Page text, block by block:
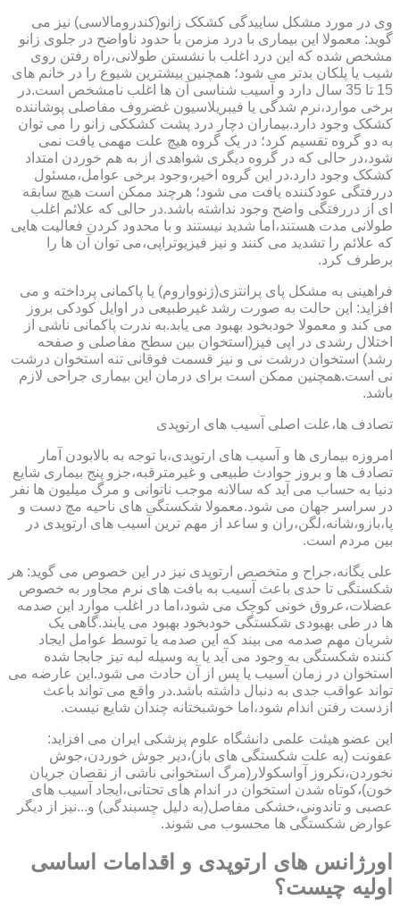
وی در مورد مشکل ساییدگی کشکک زانو(کندرومالاسی) نیز می
گوید: معمولا این بیماری با درد مزمن با حدود ناواضح در جلوی زانو
مشخص شده که این درد اغلب با نشستن طولانی،راه رفتن روی
شیب یا پلکان بدتر می شود؛ همچنین بیشترین شیوع را در خانم های
15 تا 35 سال دارد و آسیب شناسی آن ها اغلب نامشخص است.در
برخی موارد،نرم شدگی یا فیبریلاسیون غضروف مفاصلی پوشاننده
کشکک وجود دارد.بیماران دچار درد پشت کشککی زانو را می توان
به دو گروه تقسیم کرد؛ در یک گروه هیچ علت مهمی یافت نمی
شود،در حالی که در گروه دیگری شواهدی از به هم خوردن امتداد
کشکک وجود دارد.در این گروه اخیر،وجود برخی عوامل،مسئول
دررفتگی عودکننده یافت می شود؛ هرچند ممکن است هیچ سابقه
ای از دررفتگی واضح وجود نداشته باشد.در حالی که علائم اغلب
طولانی مدت هستند،اما شدید نیستند و با محدود کردن فعالیت هایی
که علائم را تشدید می کنند و نیز فیزیوتراپی،می توان آن ها را
برطرف کرد.
فراهینی به مشکل پای پرانتزی(ژنوواروم) یا پاکمانی پرداخته و می
افزاید: این حالت به صورت رشد غیرطبیعی در اوایل کودکی بروز
می کند و معمولا خودبخود بهبود می یابد.به ندرت پاکمانی ناشی از
اختلال رشدی در اپی فیز(استخوان بین سطح مفاصلی و صفحه
رشد) استخوان درشت نی و نیز قسمت فوقانی تنه استخوان درشت
نی است.همچنین ممکن است برای درمان این بیماری جراحی لازم
باشد.
تصادف ها،علت اصلی آسیب های ارتوپدی
امروزه بیماری ها و آسیب های ارتوپدی،با توجه به بالابودن آمار
تصادف ها و بروز حوادث طبیعی و غیرمترقبه،جزو پنج بیماری شایع
دنیا به حساب می آید که سالانه موجب ناتوانی و مرگ میلیون ها نفر
در سراسر جهان می شود.معمولا شکستگی های ناحیه مچ دست و
پا،بازو،شانه،لگن،ران و ساعد از مهم ترین آسیب های ارتوپدی در
بین مردم است.
علی یگانه،جراح و متخصص ارتوپدی نیز در این خصوص می گوید: هر
شکستگی تا حدی باعث آسیب به بافت های نرم مجاور به خصوص
عضلات،عروق خونی کوچک می شود،اما در اغلب موارد این صدمه
ها در طی بهبودی شکستگی خودبخود بهبود می یابند.گاهی یک
شریان مهم صدمه می بیند که این صدمه یا توسط عوامل ایجاد
کننده شکستگی به وجود می آید یا به وسیله لبه تیز جابجا شده
استخوان در زمان آسیب یا پس از آن حادث می شود.این عارضه می
تواند عواقب جدی به دنبال داشته باشد.در واقع می تواند باعث
ازدست رفتن اندام شود،اما خوشبختانه چندان شایع نیست.
این عضو هیئت علمی دانشگاه علوم پزشکی ایران می افزاید:
عفونت (به علت شکستگی های باز)،دیر جوش خوردن،جوش
نخوردن،نکروز آواسکولار(مرگ استخوانی ناشی از نقصان جریان
خون)،کوتاه شدن استخوان در اندام های تحتانی،ایجاد آسیب های
عصبی و تاندونی،خشکی مفاصل(به دلیل چسبندگی) و...نیز از دیگر
عوارض شکستگی ها محسوب می شوند.
اورژانس های ارتوپدی و اقدامات اساسی
اولیه چیست؟